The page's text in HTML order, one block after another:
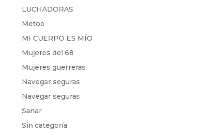
LUCHADORAS
Metoo
MI CUERPO ES MÍO
Mujeres del 68
Mujeres guerreras
Navegar seguras
Navegar seguras
Sanar
Sin categoría